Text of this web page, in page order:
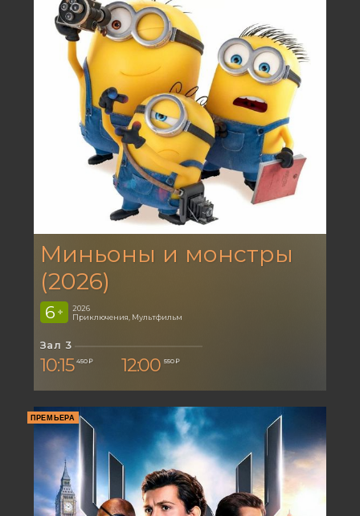
Миньоны и монстры
(2026)
6 +
2026
Приключения, Мультфильм
Зал 3
10:15 450 ₽ 12:00 550 ₽
ПРЕМЬЕРА